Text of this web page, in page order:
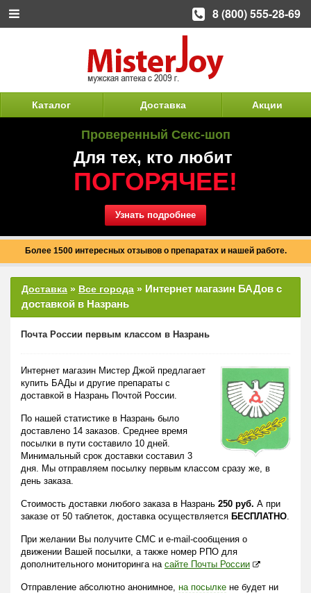
Каталог Доставка Акции
Проверенный Секс-шоп
Для тех, кто любит
ПОГОРЯЧЕЕ!
Узнать подробнее
Более 1500 интересных отзывов о препаратах и нашей работе.
Доставка » Все города » Интернет магазин БАДов с
доставкой в Назрань
Почта России первым классом в Назрань
Интернет магазин Мистер Джой предлагает
купить БАДы и другие препараты с
доставкой в Назрань Почтой России.
По нашей статистике в Назрань было
доставлено 14 заказов. Среднее время
посылки в пути составило 10 дней.
Минимальный срок доставки составил 3
дня. Мы отправляем посылку первым классом сразу же, в
день заказа.
Стоимость доставки любого заказа в Назрань 250 руб. А при
заказе от 50 таблеток, доставка осуществляется БЕСПЛАТНО.
При желании Вы получите СМС и e-mail-сообщения о
движении Вашей посылки, а также номер РПО для
дополнительного мониторинга на сайте Почты России
Отправление абсолютно анонимное, на посылке не будет ни
8 (800) 555-28-69